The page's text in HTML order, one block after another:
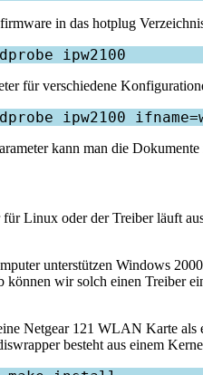
in das hotplug
für verschiedene
kann man die
Linux oder der Treiber läuft
unterstützen Windows
wir solch einen Treiber
Netgear 121 WLAN Karte
besteht aus einem